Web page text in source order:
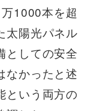
1000本を超
太陽光パネル
としての安全
なかったと述
という両方の